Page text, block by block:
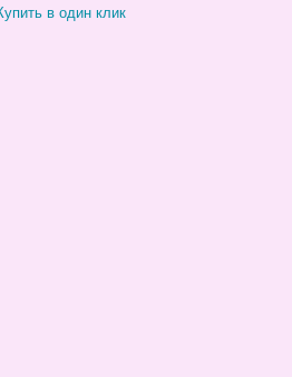
в один клик